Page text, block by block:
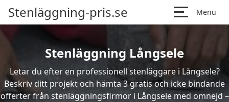
Stenläggning-pris.se Menu
Stenläggning Långsele
Letar du efter en professionell stenläggare i Långsele?
Beskriv ditt projekt och hämta 3 gratis och icke bindande
offerter från stenläggningsfirmor i Långsele med omnejd –